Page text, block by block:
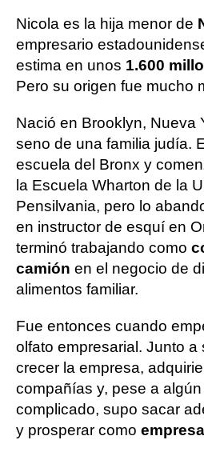
Nicola es la hija menor de
empresario
estima en unos 1.600
Pero su origen fue mucho
Nació en Brooklyn, Nueva
seno de una familia judía.
escuela del Bronx y
la Escuela Wharton de la
Pensilvania, pero lo
en instructor de esquí en
terminó trabajando como
camión en el negocio de
alimentos familiar.
Fue entonces cuando
olfato empresarial. Junto a
crecer la empresa,
compañías y, pese a
complicado, supo sacar
y prosperar como